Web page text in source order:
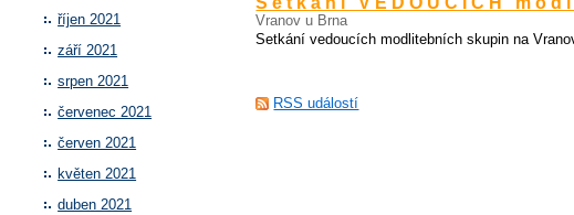
říjen 2021
září 2021
srpen 2021
červenec 2021
červen 2021
květen 2021
duben 2021
Vranov u Brna
Setkání vedoucích modlitebních skupin na
RSS událostí